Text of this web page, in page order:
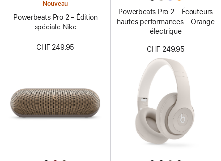
Nouveau
Powerbeats Pro 2 – Édition
spéciale Nike
CHF 249.95
Powerbeats Pro 2 – Écouteurs
hautes performances – Orange
électrique
CHF 249.95